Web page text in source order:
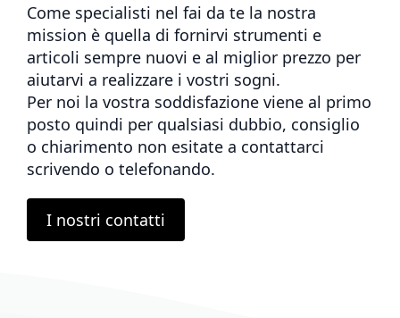
Come specialisti nel fai da te la nostra
mission è quella di fornirvi strumenti e
articoli sempre nuovi e al miglior prezzo per
aiutarvi a realizzare i vostri sogni.
Per noi la vostra soddisfazione viene al primo
posto quindi per qualsiasi dubbio, consiglio
o chiarimento non esitate a contattarci
scrivendo o telefonando.
I nostri contatti